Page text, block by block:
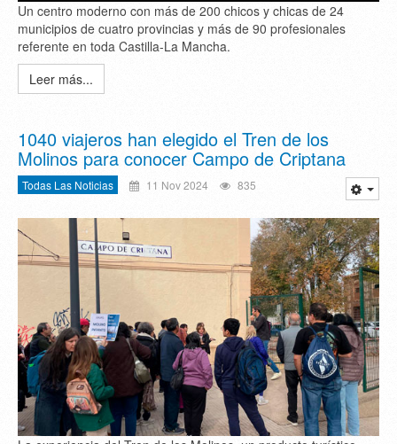
Un centro moderno con más de 200 chicos y chicas de 24
municipios de cuatro provincias y más de 90 profesionales
referente en toda Castilla-La Mancha.
Leer más...
1040 viajeros han elegido el Tren de los
Molinos para conocer Campo de Criptana
Todas Las Noticias 11 Nov 2024 835